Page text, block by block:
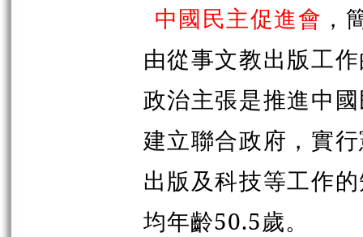
中國民主促進會 ，
由從事文教出版工
政治主張是推進中
建立聯合政府，實
出版及科技等工作
均年齡50.5歲。